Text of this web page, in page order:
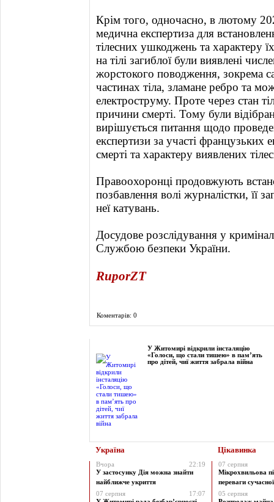
Крім того, одночасно, в лютому
медична експертиза для
тілесних ушкоджень та характеру
на тілі загиблої були виявлені
жорстокого поводження, зокрема
частинах тіла, зламане ребро та
електроструму. Проте через стан
причини смерті. Тому були
вирішується питання щодо
експертизи за участі французьких
смерті та характеру виявлених
Правоохоронці продовжують
позбавлення волі журналістки, її
неї катувань.
Досудове розслідування у
Службою безпеки України.
RuporZT
Коментарів: 0
У Житомирі відкрили інсталяцію
«Голоси, що стали тишею» в пам’ять
про дітей, чиї життя забрала війна
Україна Цікавинка
Вчора
22:19
У застосунку Дія можна знайти
найближче укриття
07 серпня
17:07
07 серпня
Мікрохвильова
переваги
05 серпня